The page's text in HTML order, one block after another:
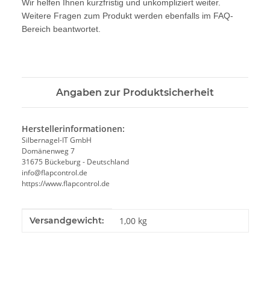
Wir helfen Ihnen kurzfristig und unkompliziert weiter.
Weitere Fragen zum Produkt werden ebenfalls im FAQ-
Bereich beantwortet.
Angaben zur Produktsicherheit
Herstellerinformationen:
Silbernagel-IT GmbH
Domänenweg 7
31675 Bückeburg - Deutschland
info@flapcontrol.de
https://www.flapcontrol.de
Produkteigenschaft
Wert
Versandgewicht: 1,00 kg